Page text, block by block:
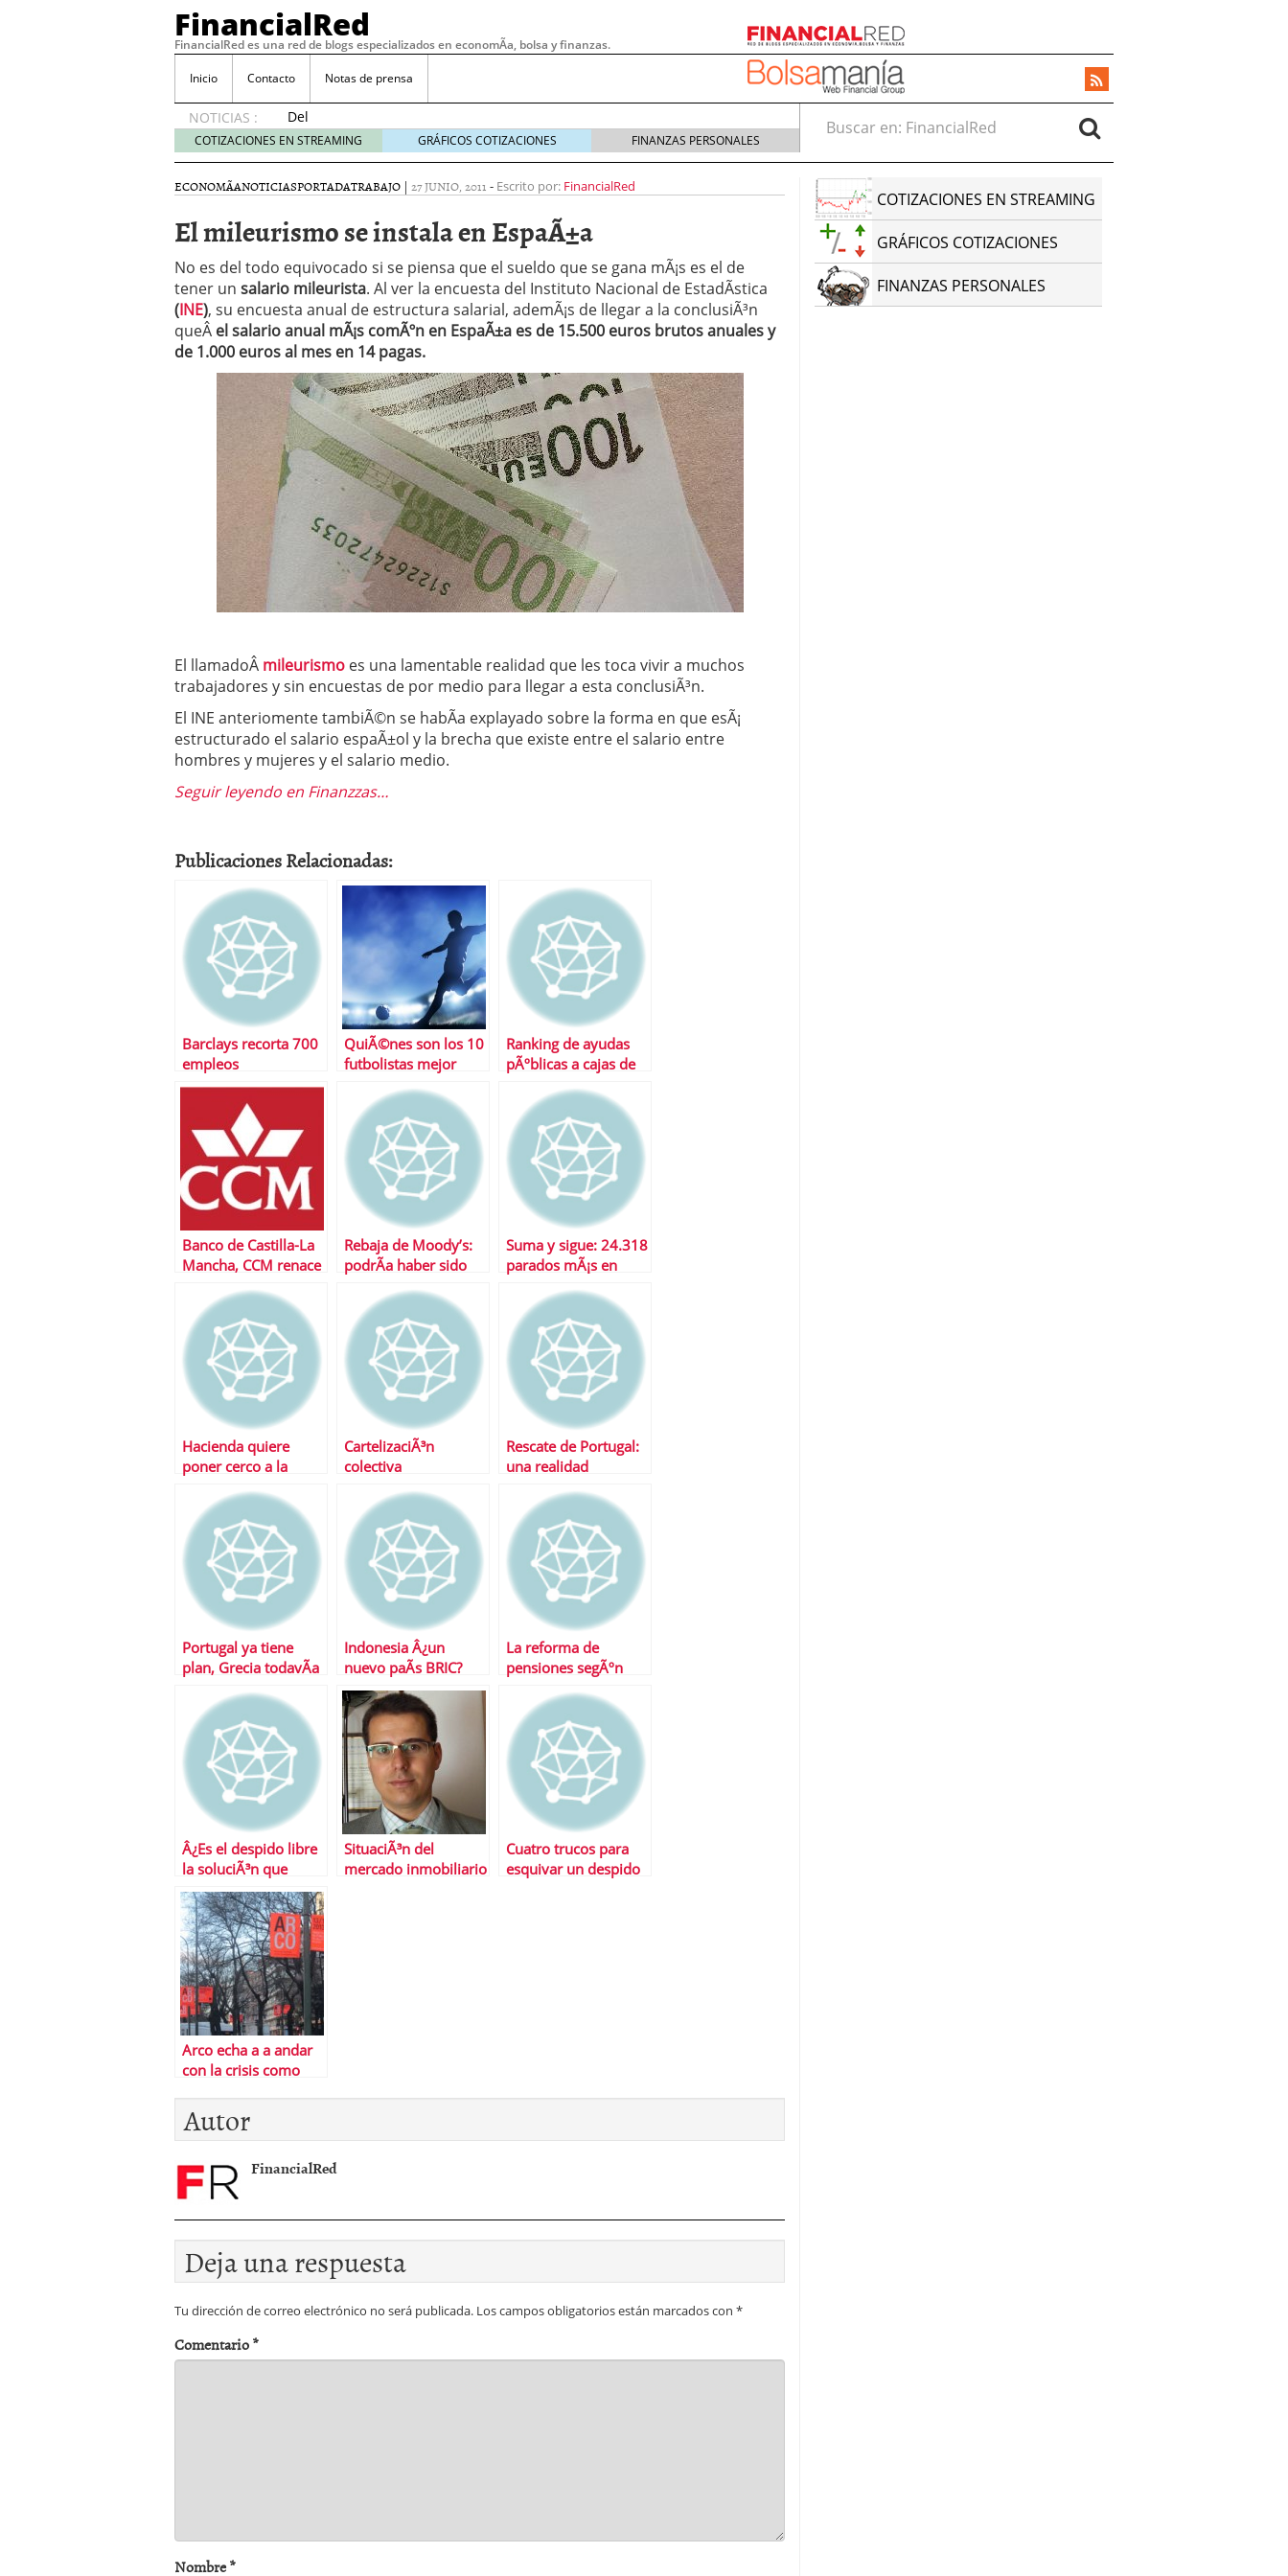
FinancialRed
FinancialRed es una red de blogs especializados en economÃ­a, bolsa y finanzas.
Inicio Contacto Notas de prensa
NOTICIAS :
Del
depósito
a la
cómo
cambiando
gestión
del
ahorro
en
España
Seguros de convenio en pymes: la obligación que muchas empresas
descubren cuando ya es demasiado tarde 20/07/2026
ReseÃ±a de SIFX: Lo Que Deben Saber los Traders Mexicanos Antes de
Operar 29/06/2026
Crear empresa online vs proceso tradicional: ventajas reales para pymes
29/05/2026
CÃ³mo afrontar una baja mÃ©dica cuando trabajas por cuenta propia
26/05/2026
COTIZACIONES EN STREAMING GRÁFICOS COTIZACIONES FINANZAS PERSONALES
Buscar en:
ECONOMÃ­ANOTICIASPORTADATRABAJO | 27 JUNIO, 2011 - Escrito por: FinancialRed
El mileurismo se instala en EspaÃ±a
No es del todo equivocado si se piensa que el sueldo que se gana mÃ¡s es el de
tener un salario mileurista. Al ver la encuesta del Instituto Nacional de EstadÃ­stica
(INE), su encuesta anual de estructura salarial, ademÃ¡s de llegar a la conclusiÃ³n
queÂ el salario anual mÃ¡s comÃºn en EspaÃ±a es de 15.500 euros brutos anuales y
de 1.000 euros al mes en 14 pagas.
El llamadoÂ mileurismo es una lamentable realidad que les toca vivir a muchos
trabajadores y sin encuestas de por medio para llegar a esta conclusiÃ³n.
El INE anteriomente tambiÃ©n se habÃ­a explayado sobre la forma en que esÃ¡
estructurado el salario espaÃ±ol y la brecha que existe entre el salario entre
hombres y mujeres y el salario medio.
Seguir leyendo en Finanzzas…
Publicaciones Relacionadas:
Barclays recorta 700
empleos
QuiÃ©nes son los 10
futbolistas mejor
Ranking de ayudas
pÃºblicas a cajas de
Banco de Castilla-La
Mancha, CCM renace
Rebaja de Moody’s:
podrÃ­a haber sido
Suma y sigue: 24.318
parados mÃ¡s en
Hacienda quiere
poner cerco a la
sumergida
CartelizaciÃ³n
colectiva
Rescate de Portugal:
una realidad
Portugal ya tiene
plan, Grecia todavÃ­a
Indonesia Â¿un
nuevo paÃ­s BRIC?
La reforma de
pensiones segÃºn
Â¿Es el despido libre
la soluciÃ³n que
necesita EspaÃ±a?
SituaciÃ³n del
mercado inmobiliario
Cuatro trucos para
esquivar un despido
Arco echa a a andar
con la crisis como
Autor
FinancialRed
Deja una respuesta
Tu dirección de correo electrónico no será publicada. Los campos obligatorios están marcados con *
Comentario*
Nombre*
COTIZACIONES EN STREAMING
GRÁFICOS COTIZACIONES
FINANZAS PERSONALES